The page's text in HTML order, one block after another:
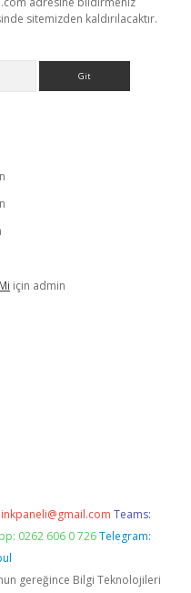
sitemizden kaldırılacaktır.
için admin
Teams:
0262 606 0 726 Telegram:
gereğince Bilgi Teknolojileri